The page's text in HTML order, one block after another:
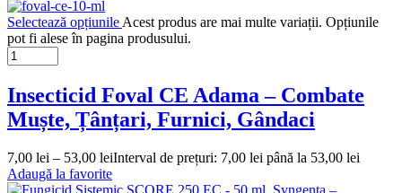
Selectează opțiunile Acest produs are mai multe variații. Opțiunile
pot fi alese în pagina produsului.
Insecticid Foval CE Adama – Combate
Muște, Țânțari, Furnici, Gândaci
7,00 lei – 53,00 leiInterval de prețuri: 7,00 lei până la 53,00 lei
Adaugă la favorite